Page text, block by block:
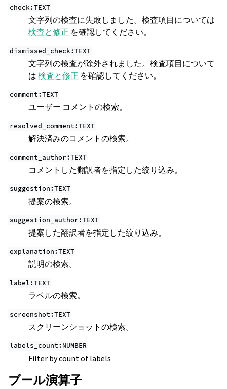
check:TEXT
文字列の検査に失敗しました。検査項目については
検査と修正 を確認してください。
dismissed_check:TEXT
文字列の検査が除外されました。検査項目について
は検査と修正 を確認してください。
comment:TEXT
ユーザー コメントの検索。
resolved_comment:TEXT
解決済みのコメントの検索。
comment_author:TEXT
コメントした翻訳者を指定した絞り込み。
suggestion:TEXT
提案の検索。
suggestion_author:TEXT
提案した翻訳者を指定した絞り込み。
explanation:TEXT
説明の検索。
label:TEXT
ラベルの検索。
screenshot:TEXT
スクリーンショットの検索。
labels_count:NUMBER
Filter by count of labels
ブール演算子